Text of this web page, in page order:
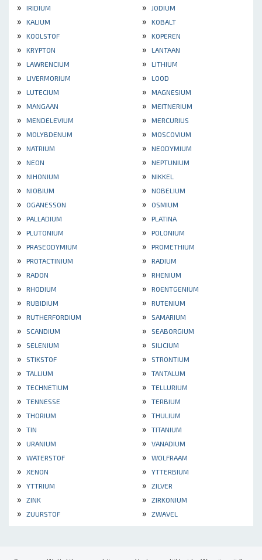
» IRIDIUM » JODIUM
» KALIUM » KOBALT
» KOOLSTOF » KOPEREN
» KRYPTON » LANTAAN
» LAWRENCIUM » LITHIUM
» LIVERMORIUM » LOOD
» LUTECIUM » MAGNESIUM
» MANGAAN » MEITNERIUM
» MENDELEVIUM » MERCURIUS
» MOLYBDENUM » MOSCOVIUM
» NATRIUM » NEODYMIUM
» NEON » NEPTUNIUM
» NIHONIUM » NIKKEL
» NIOBIUM » NOBELIUM
» OGANESSON » OSMIUM
» PALLADIUM » PLATINA
» PLUTONIUM » POLONIUM
» PRASEODYMIUM » PROMETHIUM
» PROTACTINIUM » RADIUM
» RADON » RHENIUM
» RHODIUM » ROENTGENIUM
» RUBIDIUM » RUTENIUM
» RUTHERFORDIUM » SAMARIUM
» SCANDIUM » SEABORGIUM
» SELENIUM » SILICIUM
» STIKSTOF » STRONTIUM
» TALLIUM » TANTALUM
» TECHNETIUM » TELLURIUM
» TENNESSE » TERBIUM
» THORIUM » THULIUM
» TIN » TITANIUM
» URANIUM » VANADIUM
» WATERSTOF » WOLFRAAM
» XENON » YTTERBIUM
» YTTRIUM » ZILVER
» ZINK » ZIRKONIUM
» ZUURSTOF » ZWAVEL